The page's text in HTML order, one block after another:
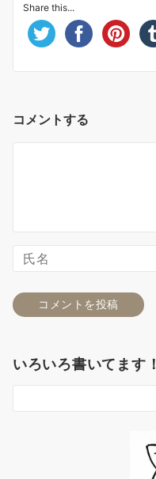
Share this...
コメントする
いろいろ書いてます！